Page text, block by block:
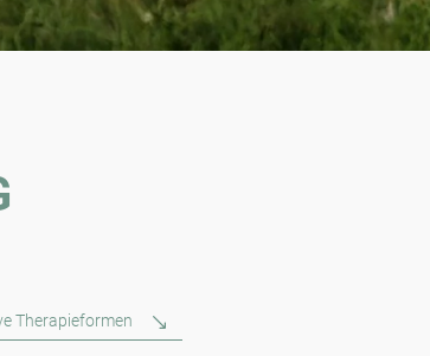
Therapieformen